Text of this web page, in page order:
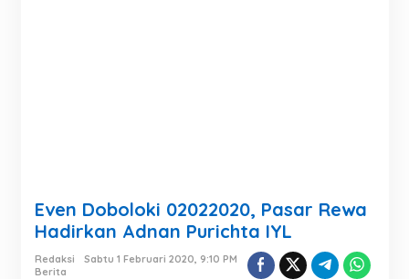
Even Doboloki 02022020, Pasar Rewa
Hadirkan Adnan Purichta IYL
Redaksi
Sabtu 1 Februari 2020, 9:10 PM
Berita